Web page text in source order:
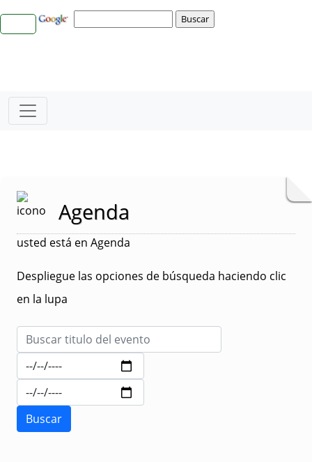
Agenda
usted está en Agenda
Despliegue las opciones de búsqueda haciendo clic
en la lupa